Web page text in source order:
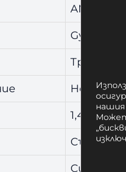
AMILA
GymTube
Heavy
1,4
Силови
нашия